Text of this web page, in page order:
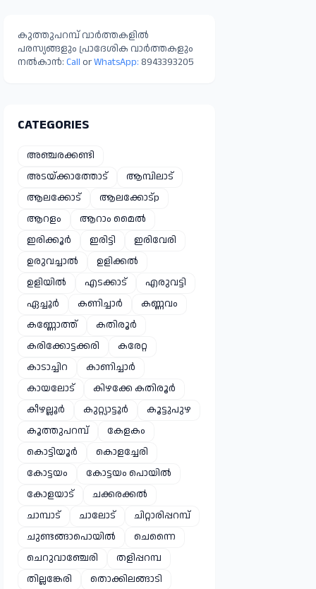
കുത്തുപറമ്പ് വാർത്തകളിൽ
പരസ്യങ്ങളും പ്രാദേശിക വാർത്തകളും
നൽകാൻ: Call orWhatsApp: 8943393205
CATEGORIES
അഞ്ചരക്കണ്ടി
അടയ്ക്കാത്തോട്
ആമ്പിലാട്
ആലക്കോട്
ആലക്കോട്p
ആറളം
ആറാം മൈൽ
ഇരിക്കൂർ
ഇരിട്ടി
ഇരിവേരി
ഉരുവച്ചാൽ
ഉളിക്കൽ
ഉളിയിൽ
എടക്കാട്
എരുവട്ടി
ഏച്ചൂർ
കണിച്ചാർ
കണ്ണവം
കണ്ണോത്ത്
കതിരൂർ
കരിക്കോട്ടക്കരി
കരേറ്റ
കാടാച്ചിറ
കാണിച്ചാർ
കായലോട്
കിഴക്കേ കതിരൂർ
കീഴല്ലൂർ
കുറ്റ്യാട്ടൂർ
കൂട്ടുപുഴ
കൂത്തുപറമ്പ്
കേളകം
കൊട്ടിയൂർ
കൊളച്ചേരി
കോട്ടയം
കോട്ടയം പൊയിൽ
കോളയാട്
ചക്കരക്കൽ
ചാമ്പാട്
ചാലോട്
ചിറ്റാരിപ്പറമ്പ്
ചുണ്ടങ്ങാപൊയിൽ
ചെന്നൈ
ചെറുവാഞ്ചേരി
തളിപ്പറമ്പ
തില്ലങ്കേരി
തൊക്കിലങ്ങാടി